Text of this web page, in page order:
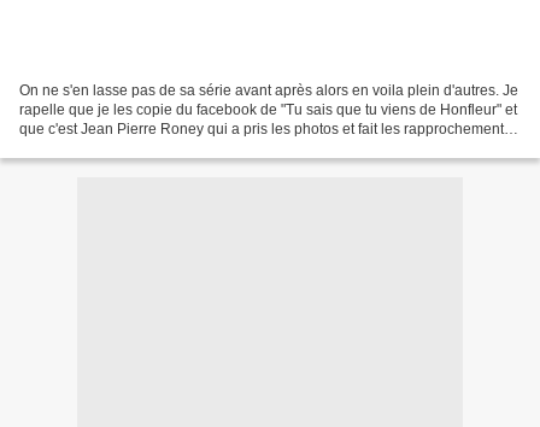
On ne s'en lasse pas de sa série avant après alors en voila plein d'autres. Je
rapelle que je les copie du facebook de "Tu sais que tu viens de Honfleur" et
que c'est Jean Pierre Roney qui a pris les photos et fait les rapprochements